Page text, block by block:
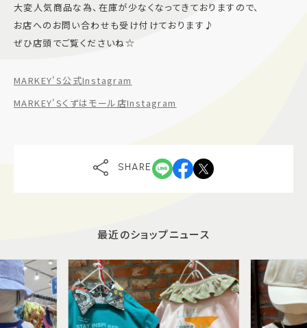
大変人気商品な為、在庫が少なくなってきておりますので、
お店へのお問い合わせも受け付けております♪
ぜひ店頭でご覧くださいね☆
MARKEY'S公式Instagram
MARKEY'Sくずはモール店Instagram
SHARE
最近のショップニュース